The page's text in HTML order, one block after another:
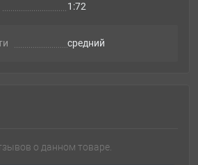
1:72
cредний
о данном товаре.